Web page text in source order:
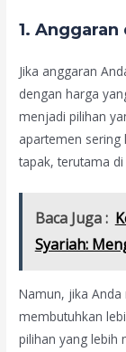
1.Anggaran
Jika anggaran
dengan harga
menjadi pilihan
apartemen sering
tapak, terutama
Baca Juga :
Syariah:
Namun, jika
membutuhkan
pilihan yang lebih